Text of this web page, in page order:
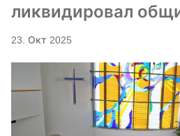
ликвидировал
23. Окт 2025